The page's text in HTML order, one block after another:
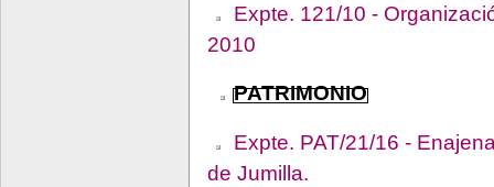
Expte. 121/10 -
2010
PATRIMONIO
Expte. PAT/21/16 -
de Jumilla.